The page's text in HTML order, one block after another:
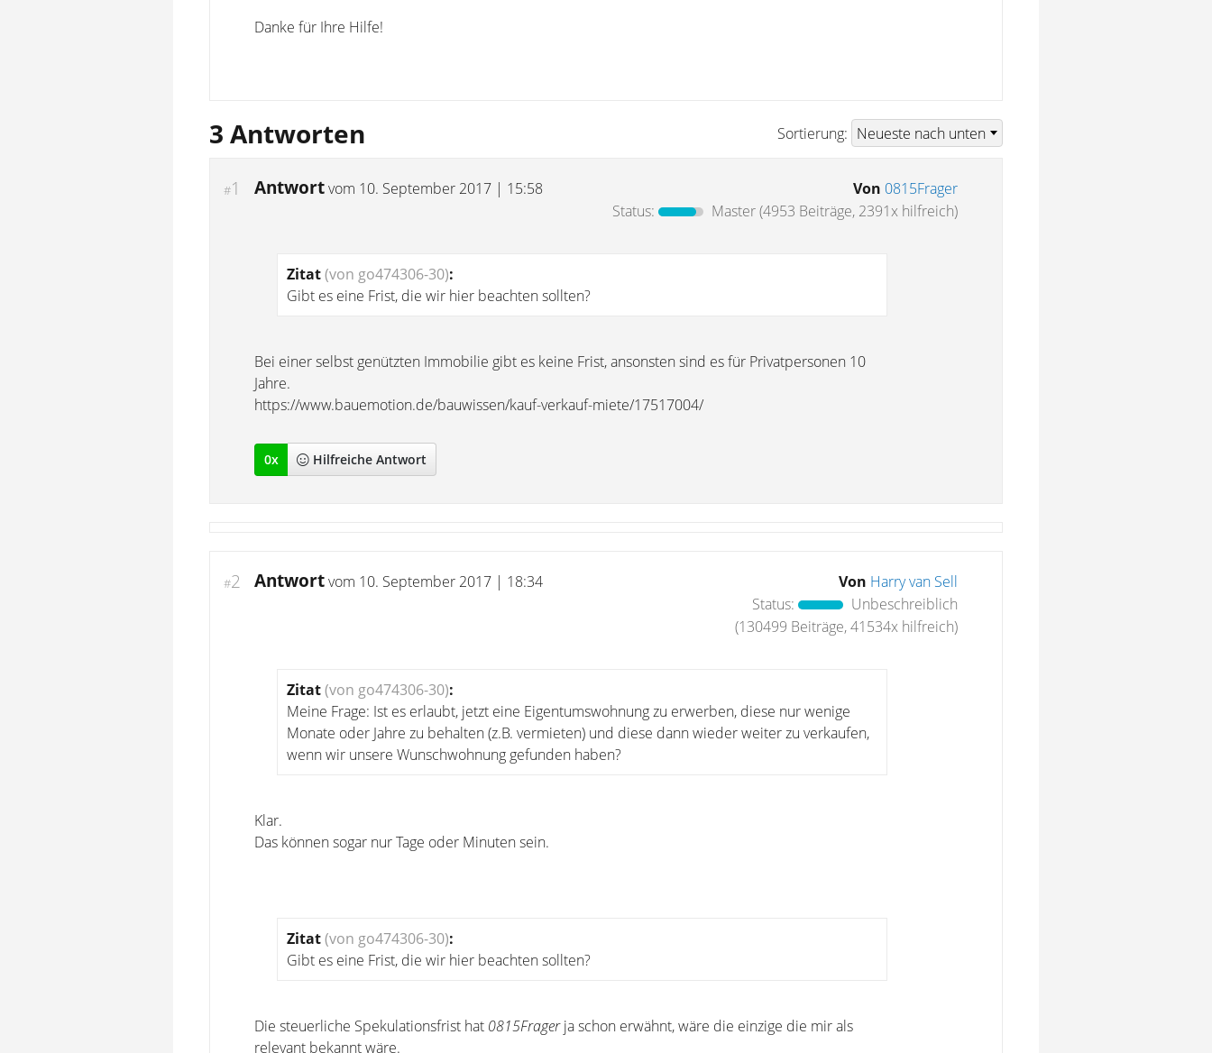
Danke für Ihre Hilfe!
3 Antworten Sortierung:
#1 Antwortvom 10. September 2017 | 15:58 Von 0815Frager
Status:
Master(4953 Beiträge, 2391x hilfreich)
Zitat(von go474306-30):
Gibt es eine Frist, die wir hier beachten sollten?
Bei einer selbst genützten Immobilie gibt es keine Frist, ansonsten sind es für Privatpersonen 10
Jahre.
https://www.bauemotion.de/bauwissen/kauf-verkauf-miete/17517004/
0x Hilfreiche Antwort
#2 Antwortvom 10. September 2017 | 18:34 Von Harry van Sell
Status:
Unbeschreiblich
(130499 Beiträge, 41534x hilfreich)
Zitat(von go474306-30):
Meine Frage: Ist es erlaubt, jetzt eine Eigentumswohnung zu erwerben, diese nur wenige
Monate oder Jahre zu behalten (z.B. vermieten) und diese dann wieder weiter zu verkaufen,
wenn wir unsere Wunschwohnung gefunden haben?
Klar.
Das können sogar nur Tage oder Minuten sein.
Zitat(von go474306-30):
Gibt es eine Frist, die wir hier beachten sollten?
Die steuerliche Spekulationsfrist hat 0815Fragerja schon erwähnt, wäre die einzige die mir als
relevant bekannt wäre.